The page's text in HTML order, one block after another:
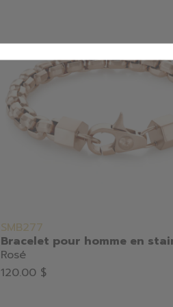
SMB277
Bracelet pour homme en
Rosé
120.00 $